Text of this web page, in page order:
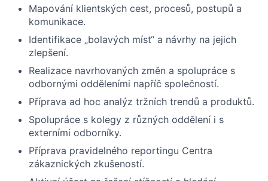
Mapování klientských cest, procesů, postupů a
komunikace.
Identifikace „bolavých míst“ a návrhy na jejich
zlepšení.
Realizace navrhovaných změn a spolupráce s
odbornými odděleními napříč společností.
Příprava ad hoc analýz tržních trendů a produktů.
Spolupráce s kolegy z různých oddělení i s
externími odborníky.
Příprava pravidelného reportingu Centra
zákaznických zkušeností.